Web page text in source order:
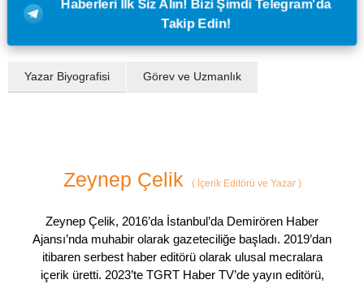
Haberleri İlk Siz Alın! Bizi Şimdi Telegram'da
Takip Edin!
Yazar Biyografisi Görev ve Uzmanlık
Zeynep Çelik (İçerik Editörü ve Yazar )
Zeynep Çelik, 2016’da İstanbul’da Demirören Haber
Ajansı’nda muhabir olarak gazeteciliğe başladı. 2019’dan
itibaren serbest haber editörü olarak ulusal mecralara
içerik üretti. 2023’te TGRT Haber TV’de yayın editörü,